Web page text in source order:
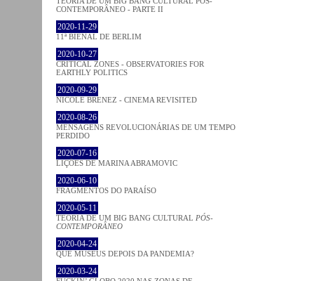
CONTEMPORÂNEO - PARTE II
2020-11-29
11ª BIENAL DE BERLIM
2020-10-27
CRITICAL ZONES - OBSERVATORIES FOR
EARTHLY POLITICS
2020-09-29
NICOLE BRENEZ - CINEMA REVISITED
2020-08-26
MENSAGENS REVOLUCIONÁRIAS DE UM TEMPO
PERDIDO
2020-07-16
LIÇÕES DE MARINA ABRAMOVIC
2020-06-10
FRAGMENTOS DO PARAÍSO
2020-05-11
TEORIA DE UM BIG BANG CULTURAL PÓS-
CONTEMPORÂNEO
2020-04-24
QUE MUSEUS DEPOIS DA PANDEMIA?
2020-03-24